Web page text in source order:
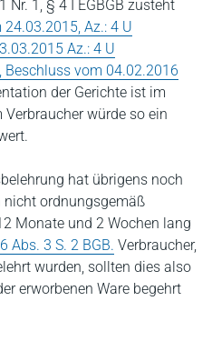
Nr. 1, § 4 I EGBGB zusteht
Az.: 4 U
Az.: 4 U
Beschluss vom 04.02.2016
der Gerichte ist im
würde so ein
hat übrigens noch
nicht ordnungsgemäß
Monate und 2 Wochen lang
Abs. 3 S. 2 BGB. Verbraucher,
wurden, sollten dies also
erworbenen Ware begehrt